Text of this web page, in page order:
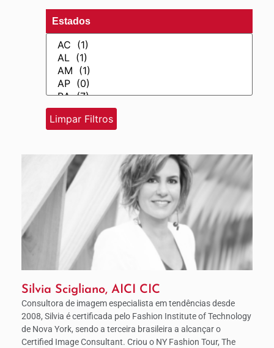
Estados
Silvia Scigliano, AICI CIC
Consultora de imagem especialista em tendências desde
2008, Silvia é certificada pelo Fashion Institute of Technology
de Nova York, sendo a terceira brasileira a alcançar o
Certified Image Consultant. Criou o NY Fashion Tour, The